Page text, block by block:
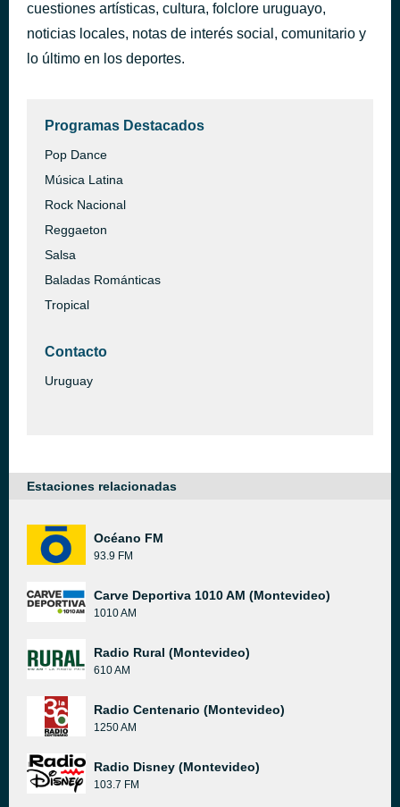
cuestiones artísticas, cultura, folclore uruguayo,
noticias locales, notas de interés social, comunitario y
lo último en los deportes.
Programas Destacados
Pop Dance
Música Latina
Rock Nacional
Reggaeton
Salsa
Baladas Románticas
Tropical
Contacto
Uruguay
Estaciones relacionadas
Océano FM
93.9 FM
Carve Deportiva 1010 AM (Montevideo)
1010 AM
Radio Rural (Montevideo)
610 AM
Radio Centenario (Montevideo)
1250 AM
Radio Disney (Montevideo)
103.7 FM